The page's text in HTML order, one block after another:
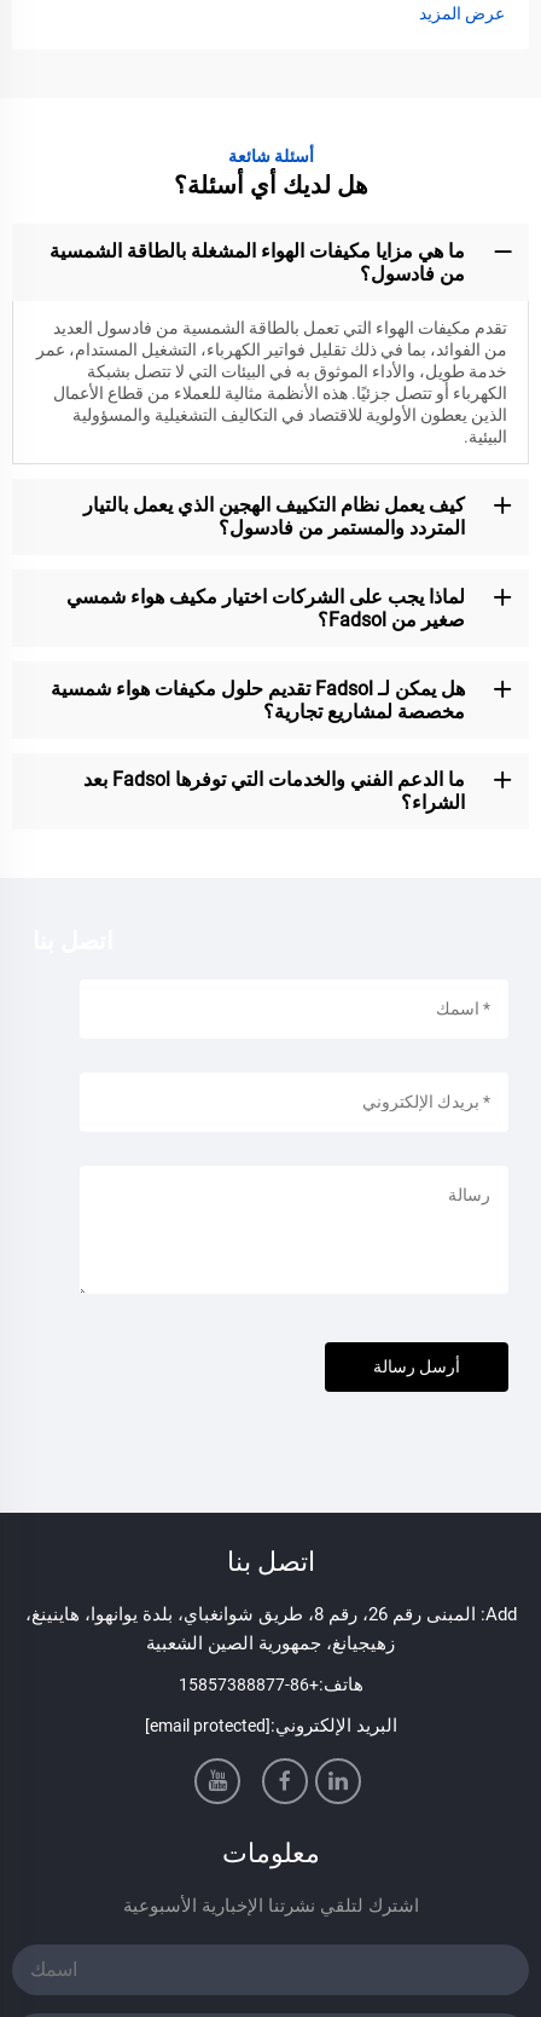
عرض المزيد
أسئلة شائعة
هل لديك أي أسئلة؟
ما هي مزايا مكيفات الهواء المشغلة بالطاقة الشمسية
من فادسول؟
تقدم مكيفات الهواء التي تعمل بالطاقة الشمسية من فادسول العديد
من الفوائد، بما في ذلك تقليل فواتير الكهرباء، التشغيل المستدام، عمر
خدمة طويل، والأداء الموثوق به في البيئات التي لا تتصل بشبكة
الكهرباء أو تتصل جزئيًا. هذه الأنظمة مثالية للعملاء من قطاع الأعمال
الذين يعطون الأولوية للاقتصاد في التكاليف التشغيلية والمسؤولية
البيئية.
كيف يعمل نظام التكييف الهجين الذي يعمل بالتيار
المتردد والمستمر من فادسول؟
لماذا يجب على الشركات اختيار مكيف هواء شمسي
صغير من Fadsol؟
هل يمكن لـ Fadsol تقديم حلول مكيفات هواء شمسية
مخصصة لمشاريع تجارية؟
ما الدعم الفني والخدمات التي توفرها Fadsol بعد
الشراء؟
أرسل رسالة
اتصل بنا
Add: المبنى رقم 26، رقم 8، طريق شوانغباي، بلدة يوانهوا، هاينينغ،
زهيجيانغ، جمهورية الصين الشعبية
هاتف:+86-15857388877
البريد الإلكتروني:[email protected]
معلومات
اشترك لتلقي نشرتنا الإخبارية الأسبوعية